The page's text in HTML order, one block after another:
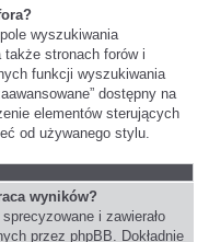
wyszukiwania
stronach forów i
funkcji wyszukiwania
dostępny na
elementów sterujących
od używanego stylu.
wyników?
i zawierało
przez phpBB. Dokładnie